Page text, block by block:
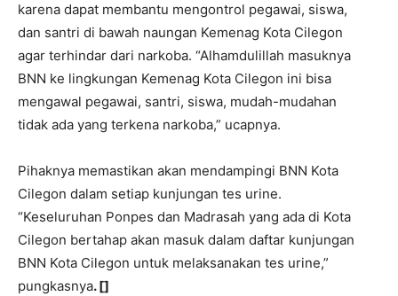
karena dapat membantu mengontrol pegawai, siswa,
dan santri di bawah naungan Kemenag Kota Cilegon
agar terhindar dari narkoba. “Alhamdulillah masuknya
BNN ke lingkungan Kemenag Kota Cilegon ini bisa
mengawal pegawai, santri, siswa, mudah-mudahan
tidak ada yang terkena narkoba,” ucapnya.
Pihaknya memastikan akan mendampingi BNN Kota
Cilegon dalam setiap kunjungan tes urine.
“Keseluruhan Ponpes dan Madrasah yang ada di Kota
Cilegon bertahap akan masuk dalam daftar kunjungan
BNN Kota Cilegon untuk melaksanakan tes urine,”
pungkasnya. []